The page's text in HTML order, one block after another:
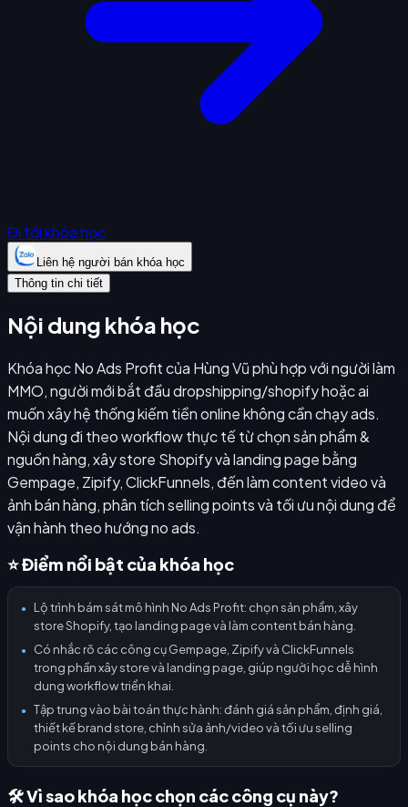
Đi tới khóa học
Liên hệ người bán khóa học
Thông tin chi tiết
Nội dung khóa học
Khóa học No Ads Profit của Hùng Vũ phù hợp với người làm
MMO, người mới bắt đầu dropshipping/shopify hoặc ai
muốn xây hệ thống kiếm tiền online không cần chạy ads.
Nội dung đi theo workflow thực tế từ chọn sản phẩm &
nguồn hàng, xây store Shopify và landing page bằng
Gempage, Zipify, ClickFunnels, đến làm content video và
ảnh bán hàng, phân tích selling points và tối ưu nội dung để
vận hành theo hướng no ads.
⭐ Điểm nổi bật của khóa học
●
Lộ trình bám sát mô hình No Ads Profit: chọn sản phẩm, xây
store Shopify, tạo landing page và làm content bán hàng.
●
Có nhắc rõ các công cụ Gempage, Zipify và ClickFunnels
trong phần xây store và landing page, giúp người học dễ hình
dung workflow triển khai.
●
Tập trung vào bài toán thực hành: đánh giá sản phẩm, định giá,
thiết kế brand store, chỉnh sửa ảnh/video và tối ưu selling
points cho nội dung bán hàng.
🛠️ Vì sao khóa học chọn các công cụ này?